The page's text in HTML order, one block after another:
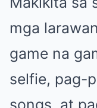
mga
game na
selfie, pag-
songs, at